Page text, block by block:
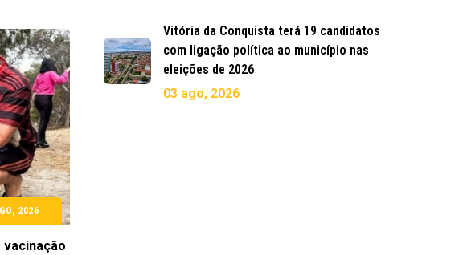
2026
vacinação
Vitória da Conquista terá 19 candidatos
com ligação política ao município nas
eleições de 2026
03 ago, 2026